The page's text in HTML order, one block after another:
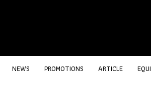
NEWS PROMOTIONS ARTICLE